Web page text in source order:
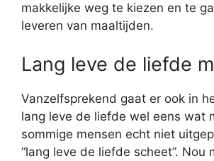
makkelijke weg te kiezen en te
leveren van maaltijden.
Lang leve de liefde
Vanzelfsprekend gaat er ook in
lang leve de liefde wel eens wat
sommige mensen echt niet
“lang leve de liefde scheet”. Nou